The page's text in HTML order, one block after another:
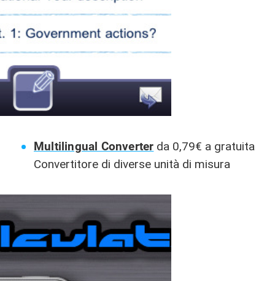
Multilingual Converter da 0,79€ a gratuita
Convertitore di diverse unità di misura